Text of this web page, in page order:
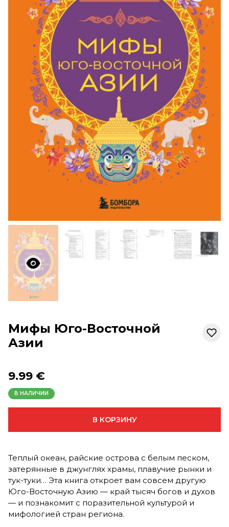
Мифы Юго-Восточной
Азии
9.99 €
В НАЛИЧИИ
В КОРЗИНУ
Теплый океан, райские острова с белым песком,
затерянные в джунглях храмы, плавучие рынки и
тук-туки… Эта книга откроет вам совсем другую
Юго-Восточную Азию — край тысяч богов и духов
— и познакомит с поразительной культурой и
мифологией стран региона.